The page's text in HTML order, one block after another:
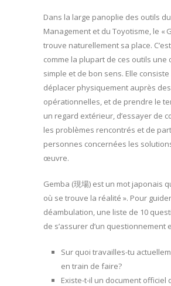
Dans la large panoplie des outils
Management et du Toyotisme, le «
trouve naturellement sa place.
comme la plupart de ces outils une
simple et de bon sens. Elle consiste
déplacer physiquement auprès
opérationnelles, et de prendre le
un regard extérieur, d’essayer de
les problèmes rencontrés et de
personnes concernées les
œuvre.
Gemba (現場) est un mot japonais
où se trouve la réalité ». Pour
déambulation, une liste de 10
de s’assurer d’un questionnement
Sur quoi travailles-tu
en train de faire?
Existe-t-il un document officiel